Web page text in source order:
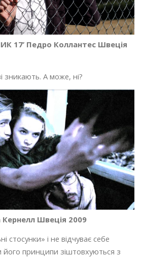
17’ Педро Коллантес Швеція
зникають. А може, ні?
Кернелл Швеція 2009
стосунки» і не відчуває себе
принципи зіштовхуються з